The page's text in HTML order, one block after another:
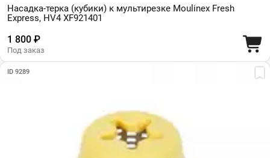
Насадка-терка (кубики) к мультирезке Moulinex Fresh
Express, HV4 XF921401
1 800 ₽
Под заказ
ID 9289